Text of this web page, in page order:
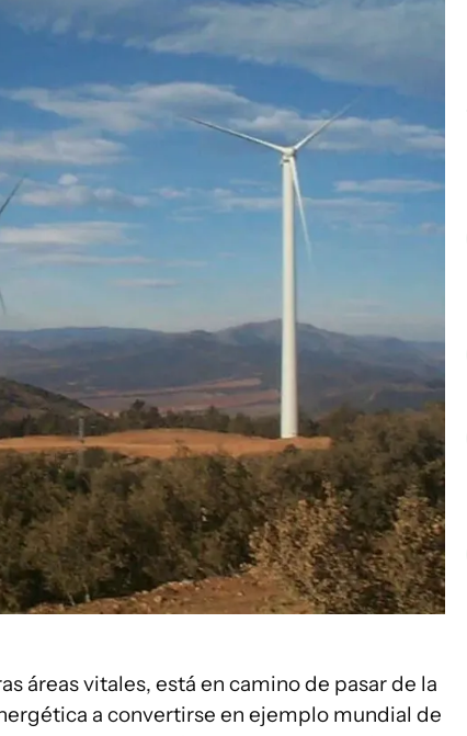
áreas vitales, está en camino de pasar de la
a convertirse en ejemplo mundial de